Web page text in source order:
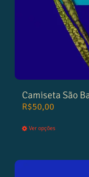
Camiseta São
R$50,00
Ver opções